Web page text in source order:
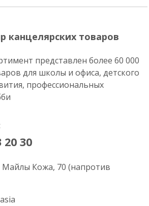
канцелярских товаров
представлен более 60 000
для школы и офиса, детского
профессиональных
20 30
Кожа, 70 (напротив